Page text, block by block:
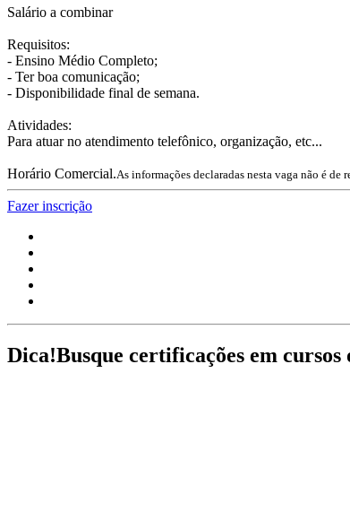
Salário a combinar
Requisitos:
- Ensino Médio Completo;
- Ter boa comunicação;
- Disponibilidade final de semana.
Atividades:
Para atuar no atendimento telefônico, organização, etc...
Horário Comercial.As informações declaradas nesta vaga não é
Fazer inscrição
Dica!Busque certificações em